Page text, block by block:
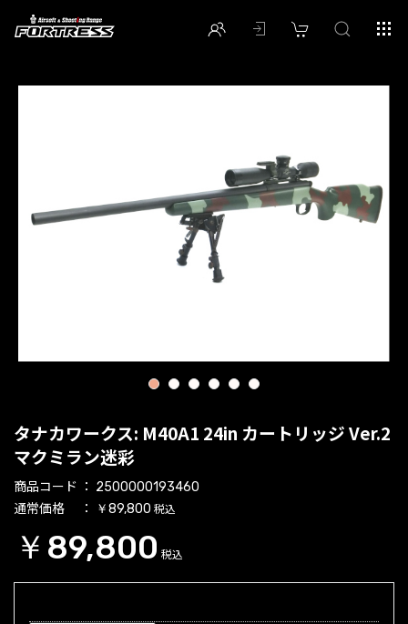
1 2 3 4 5 6
タナカワークス: M40A1 24in カートリッジ Ver.2
マクミラン迷彩
商品コード 2500000193460
通常価格 ￥89,800 税込
￥89,800 税込